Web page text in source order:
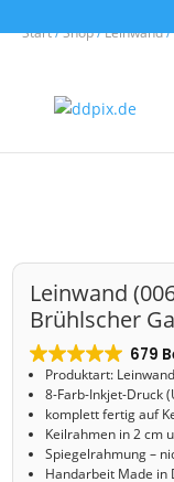
Start/Shop/Leinwand/
Leinwand
Brühlscher
679
Produktart: Leinwand
8-Farb-Inkjet-Druck
komplett fertig auf
Keilrahmen in 2 cm
Spiegelrahmung –
Handarbeit Made in